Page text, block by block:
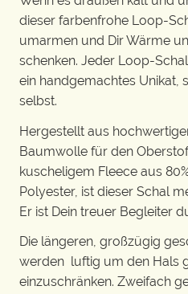
dieser farbenfrohe Loop-
umarmen und Dir Wärme
schenken. Jeder Loop-
ein handgemachtes Unikat,
selbst.
Hergestellt aus
Baumwolle für den
kuscheligem Fleece aus
Polyester, ist dieser Schal
Er ist Dein treuer Begleiter
Die längeren, großzügig
werden luftig um den Hals
einzuschränken. Zweifach